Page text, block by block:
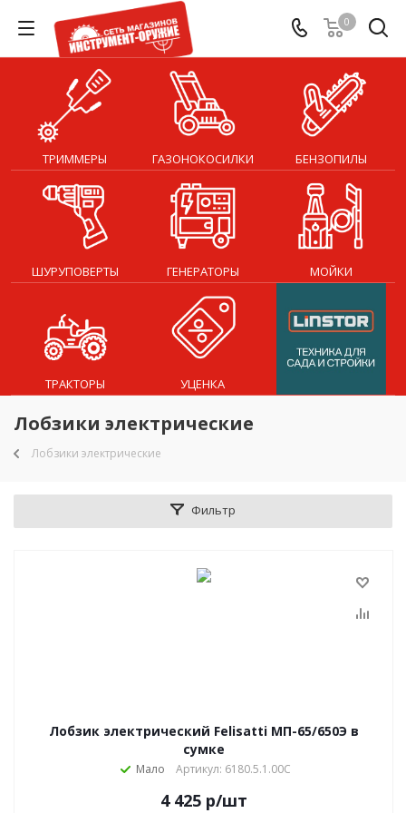
0
ТРИММЕРЫ ГАЗОНОКОСИЛКИ БЕНЗОПИЛЫ
ШУРУПОВЕРТЫ ГЕНЕРАТОРЫ МОЙКИ
ТРАКТОРЫ УЦЕНКА
Лобзики электрические
Лобзики электрические
Фильтр
Лобзик электрический Felisatti МП-65/650Э в
сумке
Мало Артикул: 6180.5.1.00С
4 425 р/шт